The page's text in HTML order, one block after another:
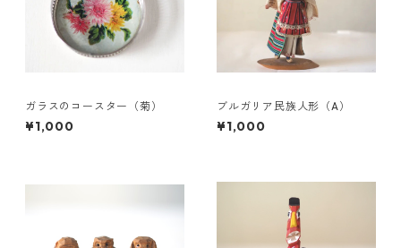
ガラスのコースター（菊）
¥1,000
ブルガリア民族人形（A）
¥1,000